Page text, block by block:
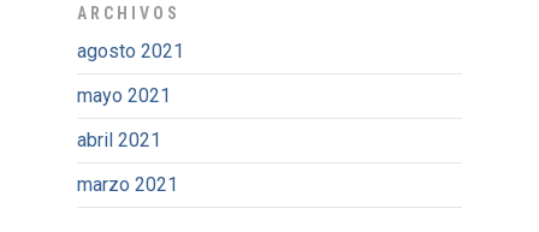
ARCHIVOS
agosto 2021
mayo 2021
abril 2021
marzo 2021